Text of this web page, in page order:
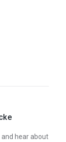
hear about